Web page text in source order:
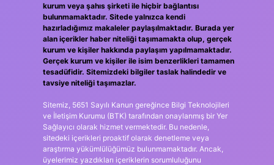
kurum veya şahıs şirketi ile hiçbir bağlantısı
bulunmamaktadır. Sitede yalnızca kendi
hazırladığımız makaleler paylaşılmaktadır. Burada yer
alan içerikler haber niteliği taşımamakta olup, gerçek
kurum ve kişiler hakkında paylaşım yapılmamaktadır.
Gerçek kurum ve kişiler ile isim benzerlikleri tamamen
tesadüfidir. Sitemizdeki bilgiler taslak halindedir ve
tavsiye niteliği taşımazlar.
Sitemiz, 5651 Sayılı Kanun gereğince Bilgi Teknolojileri
ve İletişim Kurumu (BTK) tarafından onaylanmış bir Yer
Sağlayıcı olarak hizmet vermektedir. Bu nedenle,
sitedeki içerikleri proaktif olarak denetleme veya
araştırma yükümlülüğümüz bulunmamaktadır. Ancak,
üyelerimiz yazdıkları içeriklerin sorumluluğunu